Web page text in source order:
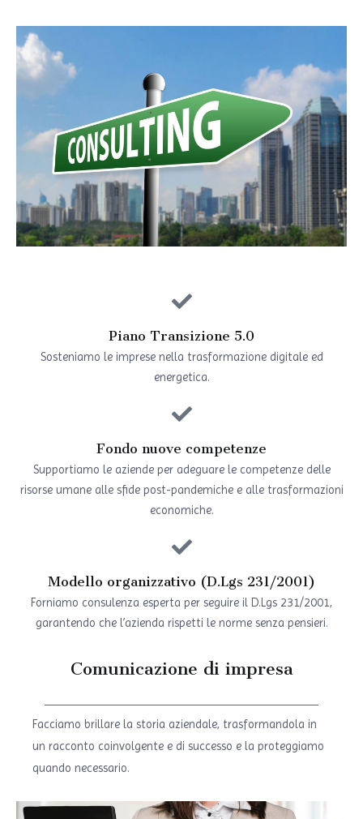
Piano Transizione 5.0
Sosteniamo le imprese nella trasformazione digitale ed
energetica.
Fondo nuove competenze
Supportiamo le aziende per adeguare le competenze delle
risorse umane alle sfide post-pandemiche e alle trasformazioni
economiche.
Modello organizzativo (D.Lgs 231/2001)
Forniamo consulenza esperta per seguire il D.Lgs 231/2001,
garantendo che l’azienda rispetti le norme senza pensieri.
Comunicazione di impresa
Facciamo brillare la storia aziendale, trasformandola in
un racconto coinvolgente e di successo e la proteggiamo
quando necessario.